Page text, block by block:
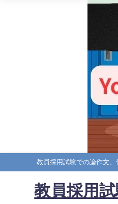
教員採用試験での論作文、
教員採用